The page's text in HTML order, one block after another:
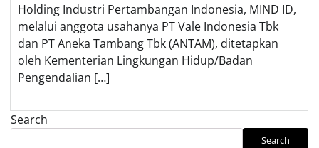
Holding Industri Pertambangan Indonesia, MIND ID,
melalui anggota usahanya PT Vale Indonesia Tbk
dan PT Aneka Tambang Tbk (ANTAM), ditetapkan
oleh Kementerian Lingkungan Hidup/Badan
Pengendalian […]
Search
Search